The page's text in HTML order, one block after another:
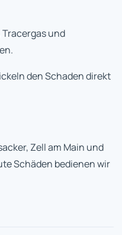
und
den Schaden direkt
Zell am Main und
Schäden bedienen wir